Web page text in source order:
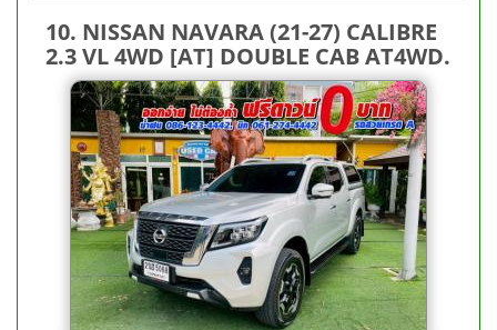
10. NISSAN NAVARA (21-27) CALIBRE
2.3 VL 4WD [AT] DOUBLE CAB AT4WD.